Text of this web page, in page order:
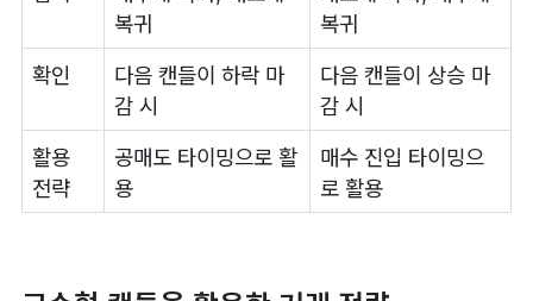
복귀
복귀
확인
다음 캔들이 하락 마
감 시
다음 캔들이 상승 마
감 시
활용
전략
공매도 타이밍으로 활
용
매수 진입 타이밍으
로 활용